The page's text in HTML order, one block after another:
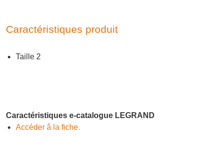
Caractéristiques produit
Taille 2
Caractéristiques e-catalogue LEGRAND
Accéder â la fiche.